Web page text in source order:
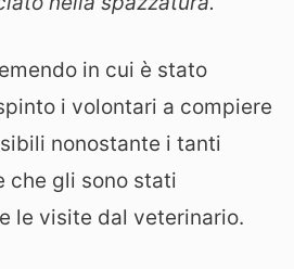
in cui è stato
i volontari a compiere
nonostante i tanti
che gli sono stati
le visite dal veterinario.